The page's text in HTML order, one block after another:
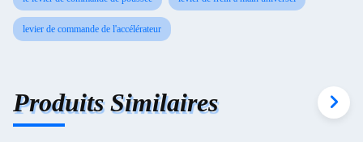
levier de commande de l'accélérateur
Produits Similaires